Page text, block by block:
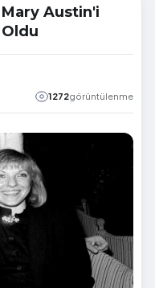
Austin'i
1272görüntülenme